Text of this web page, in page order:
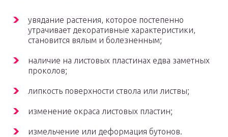
увядание растения, которое постепенно
утрачивает декоративные характеристики,
становится вялым и болезненным;
наличие на листовых пластинах едва заметных
проколов;
липкость поверхности ствола или листвы;
изменение окраса листовых пластин;
измельчение или деформация бутонов.